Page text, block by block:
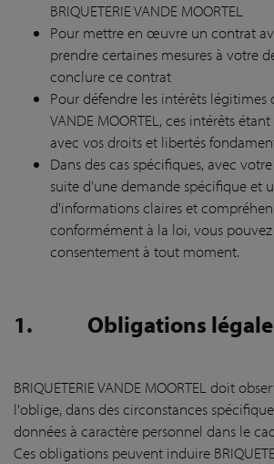
BRIQUETERIE VANDE MOORTEL
Pour mettre en œuvre un contrat
prendre certaines mesures à votre
conclure ce contrat
Pour défendre les intérêts légitimes
VANDE MOORTEL, ces intérêts
avec vos droits et libertés
Dans des cas spécifiques, avec
suite d'une demande spécifique et
d'informations claires et
conformément à la loi, vous
consentement à tout moment.
1. Obligations
BRIQUETERIE VANDE MOORTEL doit
l'oblige, dans des circonstances
données à caractère personnel dans le
Ces obligations peuvent induire